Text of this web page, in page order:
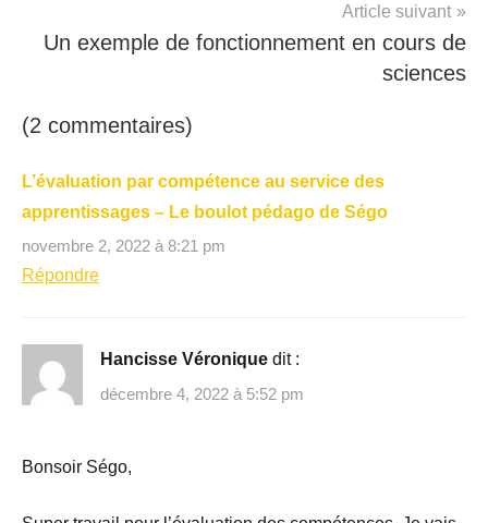
Article suivant
Un exemple de fonctionnement en cours de
sciences
(2 commentaires)
L’évaluation par compétence au service des
apprentissages – Le boulot pédago de Ségo
novembre 2, 2022 à 8:21 pm
Répondre
Hancisse Véronique dit :
décembre 4, 2022 à 5:52 pm
Bonsoir Ségo,